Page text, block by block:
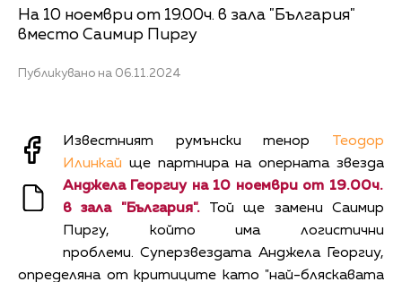
На 10 ноември от 19.00ч. в зала "България"
вместо Саимир Пиргу
Публикувано на 06.11.2024
Известният румънски тенор Теодор
Илинкай ще партнира на оперната звезда
Анджела Георгиу на 10 ноември от 19.00ч.
в зала "България". Той ще замени Саимир
Пиргу, който има логистични
проблеми. Суперзвездата Анджела Георгиу,
определяна от критиците като "най-бляскавата